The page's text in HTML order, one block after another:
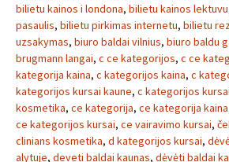
bilietu kainos i londona, bilietu kainos lektuvu
pasaulis, bilietu pirkimas internetu, bilietu
uzsakymas, biuro baldai vilnius, biuro baldu
brugmann langai, c ce kategorijos, c ce
kategorija kaina, c kategorijos kaina, c
kategorijos kursai kaune, c kategorijos
kosmetika, ce kategorija, ce kategorija kaina
ce kategorijos kursai, ce vairavimo kursai,
clinians kosmetika, d kategorijos kursai,
alytuje, deveti baldai kaunas, dėvėti baldai